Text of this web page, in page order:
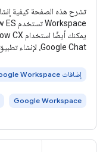
Google Chat، لإنشاء تطبيق Dialogflow CX Google Chat
إضافات Google Workspace
Google Workspace